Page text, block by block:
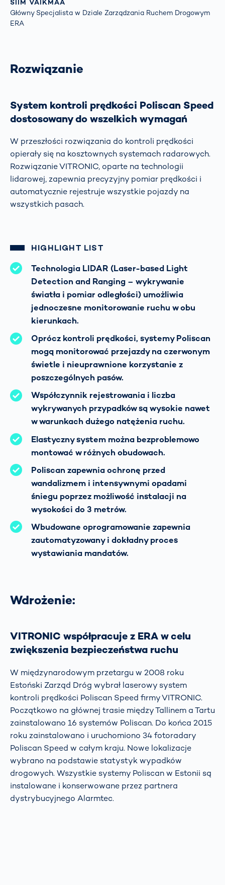
SIIM VAIKMAA
Główny Specjalista w Dziale Zarządzania Ruchem Drogowym
ERA
Rozwiązanie
System kontroli prędkości Poliscan Speed
dostosowany do wszelkich wymagań
W przeszłości rozwiązania do kontroli prędkości
opierały się na kosztownych systemach radarowych.
Rozwiązanie VITRONIC, oparte na technologii
lidarowej, zapewnia precyzyjny pomiar prędkości i
automatycznie rejestruje wszystkie pojazdy na
wszystkich pasach.
HIGHLIGHT LIST
Technologia LIDAR (Laser-based Light
Detection and Ranging – wykrywanie
światła i pomiar odległości) umożliwia
jednoczesne monitorowanie ruchu w obu
kierunkach.
Oprócz kontroli prędkości, systemy Poliscan
mogą monitorować przejazdy na czerwonym
świetle i nieuprawnione korzystanie z
poszczególnych pasów.
Współczynnik rejestrowania i liczba
wykrywanych przypadków są wysokie nawet
w warunkach dużego natężenia ruchu.
Elastyczny system można bezproblemowo
montować w różnych obudowach.
Poliscan zapewnia ochronę przed
wandalizmem i intensywnymi opadami
śniegu poprzez możliwość instalacji na
wysokości do 3 metrów.
Wbudowane oprogramowanie zapewnia
zautomatyzowany i dokładny proces
wystawiania mandatów.
Wdrożenie:
VITRONIC współpracuje z ERA w celu
zwiększenia bezpieczeństwa ruchu
W międzynarodowym przetargu w 2008 roku
Estoński Zarząd Dróg wybrał laserowy system
kontroli prędkości Poliscan Speed firmy VITRONIC.
Początkowo na głównej trasie między Tallinem a Tartu
zainstalowano 16 systemów Poliscan. Do końca 2015
roku zainstalowano i uruchomiono 34 fotoradary
Poliscan Speed w całym kraju. Nowe lokalizacje
wybrano na podstawie statystyk wypadków
drogowych. Wszystkie systemy Poliscan w Estonii są
instalowane i konserwowane przez partnera
dystrybucyjnego Alarmtec.